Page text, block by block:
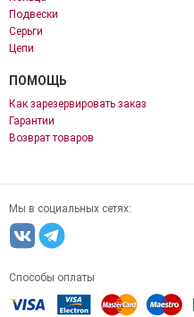
Подвески
Серьги
Цепи
ПОМОЩЬ
Как зарезервировать заказ
Гарантии
Возврат товаров
Мы в социальных сетях:
Способы оплаты